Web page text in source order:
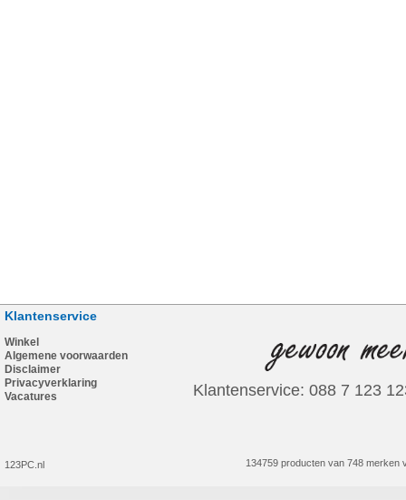
Klantenservice
Winkel
Algemene voorwaarden
Disclaimer
Privacyverklaring
Vacatures
123PC.nl
Klantenservice: 088 7 123
134759 producten van 748 merken